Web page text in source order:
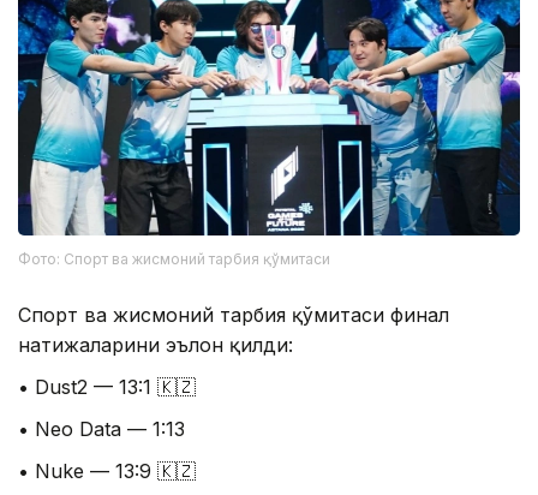
Фото: Спорт ва жисмоний тарбия қўмитаси
Спорт ва жисмоний тарбия қўмитаси финал
натижаларини эълон қилди:
• Dust2 — 13:1 🇰🇿
• Neo Data — 1:13
• Nuke — 13:9 🇰🇿